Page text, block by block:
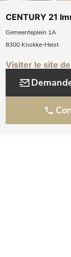
CENTURY 21
Gemeenteplein 1A
8300 Knokke-Heist
Visiter le site